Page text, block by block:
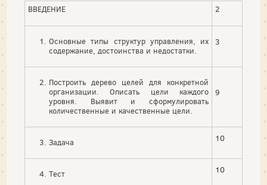
ВВЕДЕНИЕ 2
Основные типы структур управления, их
содержание, достоинства и недостатки.
3
Построить дерево целей для конкретной
организации. Описать цели каждого
уровня. Выявит и сформулировать
количественные и качественные цели.
9
Задача 10
Тест 10